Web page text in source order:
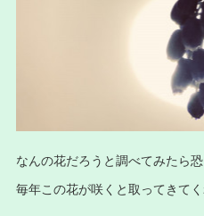
なんの花だろうと調べてみたら
毎年この花が咲くと取ってきて